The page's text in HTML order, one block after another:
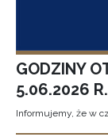
GODZINY
5.06.2026 R.
Informujemy, że w